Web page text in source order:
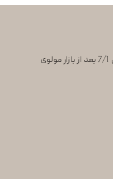
آدرس : شعبه مرکزی :مشهد، مصلی 7/1 بعد از بازار مولوی